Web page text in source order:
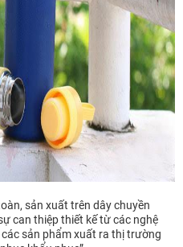
sản xuất trên dây chuyền
can thiệp thiết kế từ các nghệ
sản phẩm xuất ra thị trường